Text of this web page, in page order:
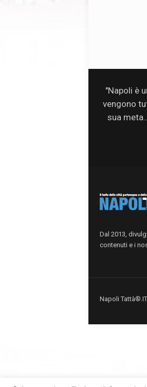
"Napoli è
vengono
sua
Dal 2013,
contenuti e i
Napoli